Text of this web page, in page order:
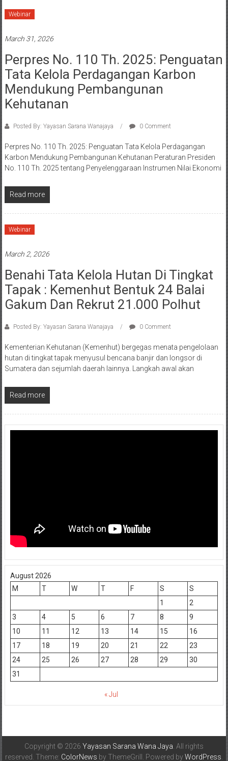
Webinar
March 31, 2026
Perpres No. 110 Th. 2025: Penguatan
Tata Kelola Perdagangan Karbon
Mendukung Pembangunan
Kehutanan
Posted By: Yayasan Sarana Wanajaya 0 Comment
Perpres No. 110 Th. 2025: Penguatan Tata Kelola Perdagangan
Karbon Mendukung Pembangunan Kehutanan Peraturan Presiden
No. 110 Th. 2025 tentang Penyelenggaraan Instrumen Nilai Ekonomi
Read more
Webinar
March 2, 2026
Benahi Tata Kelola Hutan Di Tingkat
Tapak : Kemenhut Bentuk 24 Balai
Gakum Dan Rekrut 21.000 Polhut
Posted By: Yayasan Sarana Wanajaya 0 Comment
Kementerian Kehutanan (Kemenhut) bergegas menata pengelolaan
hutan di tingkat tapak menyusul bencana banjir dan longsor di
Sumatera dan sejumlah daerah lainnya. Langkah awal akan
Read more
August 2026
M
T W T F S
S
1
2
3
4 5 6 7 8
9
10
11 12 13 14 15
16
17
18 19 20 21 22
23
24
25 26 27 28 29
30
31
« Jul
Copyright © 2026 Yayasan Sarana Wana Jaya . All rights
reserved. Theme: ColorNews by ThemeGrill. Powered byWordPress